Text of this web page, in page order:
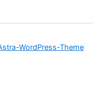
WordPress-Theme